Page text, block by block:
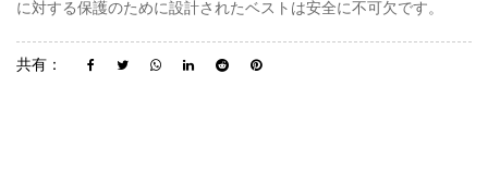
に対する保護のために設計されたベストは安全に不可欠です。
共有：